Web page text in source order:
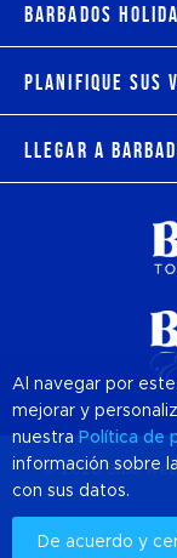
Barbados
Planifique sus
Llegar a
© 2026 Sitio
Al navegar por
mejorar y
nuestra Política de
información sobre
con sus datos.
De acuerdo y